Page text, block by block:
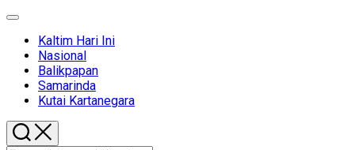
Expand
Kaltim Hari Ini
Nasional
Balikpapan
Samarinda
Kutai Kartanegara